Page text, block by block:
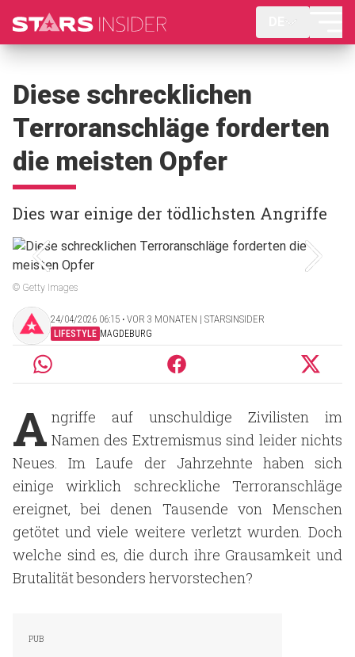
Diese schrecklichen
Terroranschläge forderten
die meisten Opfer
Dies war einige der tödlichsten Angriffe
© Getty Images
24/04/2026 06:15 ‧ VOR 3 MONATEN | STARSINSIDER
LIFESTYLE MAGDEBURG
A ngriffe auf unschuldige Zivilisten im
Namen des Extremismus sind leider nichts
Neues. Im Laufe der Jahrzehnte haben sich
einige wirklich schreckliche Terroranschläge
ereignet, bei denen Tausende von Menschen
getötet und viele weitere verletzt wurden. Doch
welche sind es, die durch ihre Grausamkeit und
Brutalität besonders hervorstechen?